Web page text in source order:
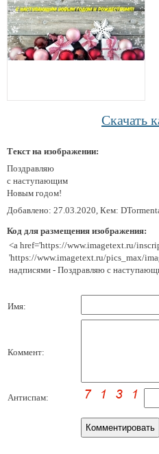
Скачать
Текст на изображении:
Поздравляю
с наступающим
Новым годом!
Добавлено: 27.03.2020, Кем:
Код для размещения изображения:
<a href='https://www.imagetext.ru/
'https://www.imagetext.ru/pics_max/
надписями - Поздравляю с
Имя:
Коммент:
Антиспам: